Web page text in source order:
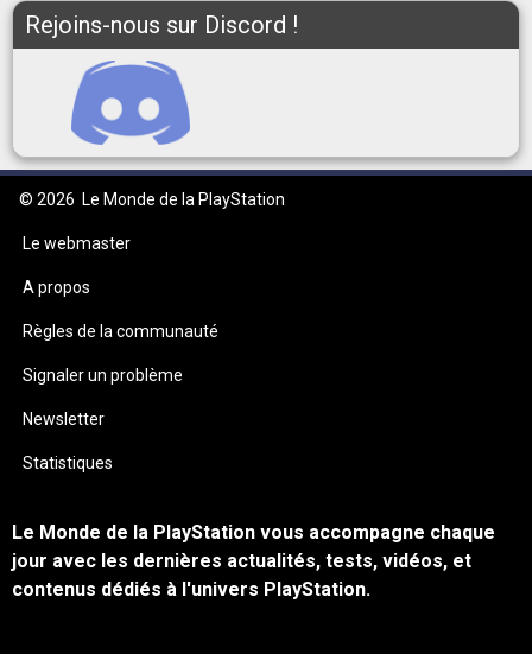
Rejoins-nous sur Discord !
© 2026 Le Monde de la PlayStation
Le webmaster
A propos
Règles de la communauté
Signaler un problème
Newsletter
Statistiques
Le Monde de la PlayStation vous accompagne chaque
jour avec les dernières actualités, tests, vidéos, et
contenus dédiés à l'univers PlayStation.